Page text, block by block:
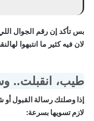
بس تأكد إن رقم الجوال
لان فيه كثير ما انتبهوا
طيب، انقبلت..
إذا وصلتك رسالة القبول
لازم تسويها بسرعة: